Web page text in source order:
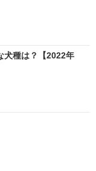
犬種は？【2022年